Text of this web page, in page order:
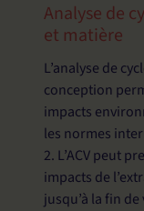
Analyse de
et matière
L’analyse de
conception
impacts
les normes
2. L’ACV peut
impacts de
jusqu’à la fin